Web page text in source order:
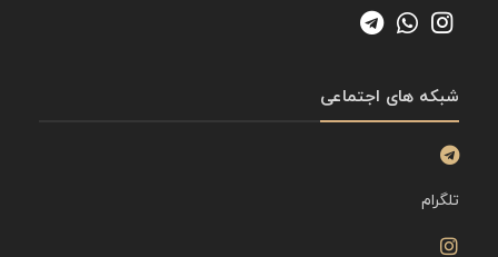
شبکه های اجتماعی
تلگرام